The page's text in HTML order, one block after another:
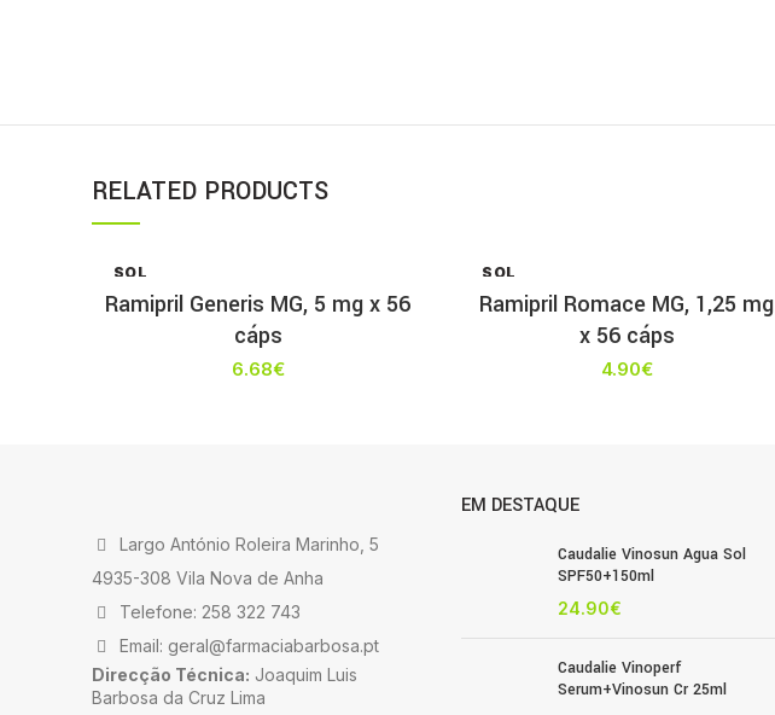
RELATED PRODUCTS
SOL
T
Ramipril Generis MG, 5 mg x 56
cáps
6.68€
SOL
T
Ramipril Romace MG, 1,25 mg
x 56 cáps
4.90€
Largo António Roleira Marinho, 5
4935-308 Vila Nova de Anha
Telefone: 258 322 743
Email: geral@farmaciabarbosa.pt
Direcção Técnica: Joaquim Luis
Barbosa da Cruz Lima
EM DESTAQUE
Caudalie Vinosun Agua Sol
SPF50+150ml
24.90€
Caudalie Vinoperf
Serum+Vinosun Cr 25ml